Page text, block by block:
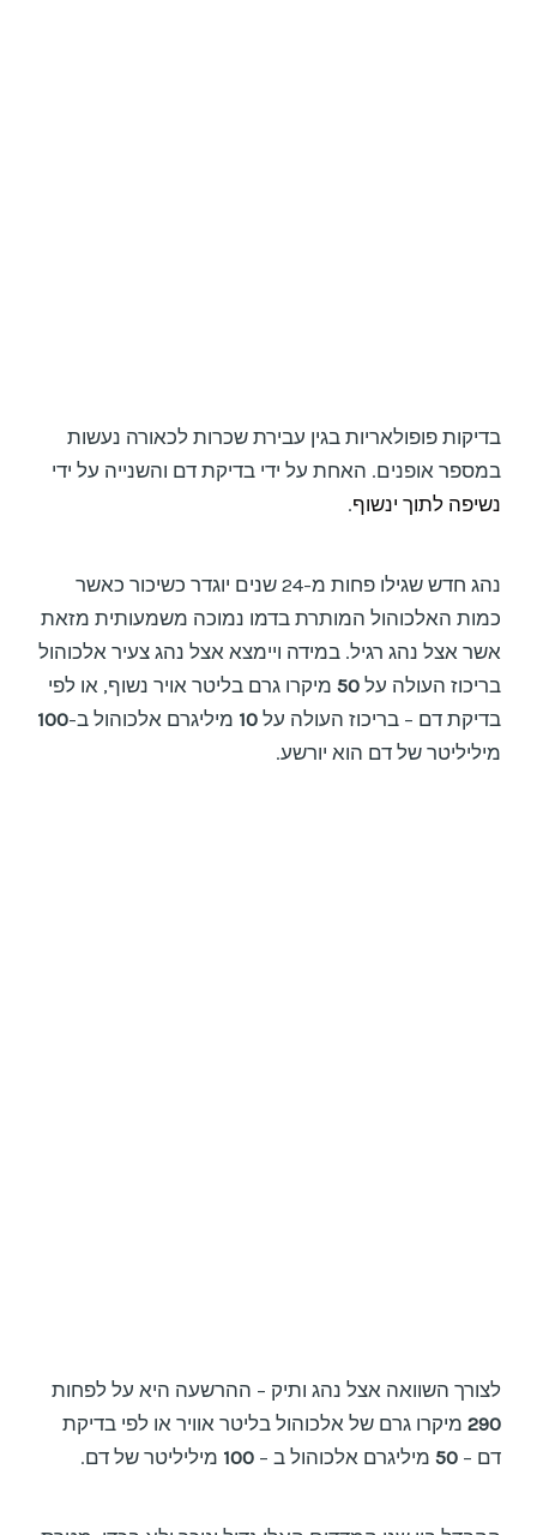
בדיקות פופולאריות בגין עבירת שכרות לכאורה נעשות
במספר אופנים. האחת על ידי בדיקת דם והשנייה על ידי
נשיפה לתוך ינשוף.
נהג חדש שגילו פחות מ-24 שנים יוגדר כשיכור כאשר
כמות האלכוהול המותרת בדמו נמוכה משמעותית מזאת
אשר אצל נהג רגיל. במידה ויימצא אצל נהג צעיר אלכוהול
בריכוז העולה על 50 מיקרו גרם בליטר אויר נשוף, או לפי
בדיקת דם – בריכוז העולה על 10 מיליגרם אלכוהול ב-100
מיליליטר של דם הוא יורשע.
לצורך השוואה אצל נהג ותיק – ההרשעה היא על לפחות
290 מיקרו גרם של אלכוהול בליטר אוויר או לפי בדיקת
דם – 50 מיליגרם אלכוהול ב – 100 מיליליטר של דם.